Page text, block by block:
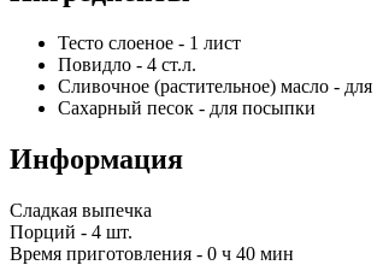
Тесто слоеное - 1 лист
Повидло - 4 ст.л.
Сливочное (растительное) масло -
Сахарный песок - для посыпки
Информация
Сладкая выпечка
Порций - 4 шт.
Время приготовления - 0 ч 40 мин